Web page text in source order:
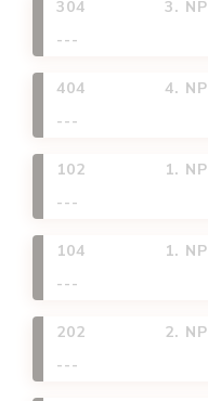
304 3. NP
---
404 4. NP
---
102 1. NP
---
104 1. NP
---
202 2. NP
---